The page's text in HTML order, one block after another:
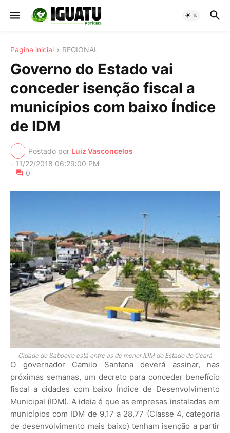
Página inicial REGIONAL
Governo do Estado vai
conceder isenção fiscal a
municípios com baixo Índice
de IDM
Postado por Luiz Vasconcelos
- 11/22/2018 06:29:00 PM
0
Cidade de Saboeiro está entre as de menor IDM do Estado do Ceará
O governador Camilo Santana deverá assinar, nas
próximas semanas, um decreto para conceder benefício
fiscal a cidades com baixo Índice de Desenvolvimento
Municipal (IDM). A ideia é que as empresas instaladas em
municípios com IDM de 9,17 a 28,77 (Classe 4, categoria
de desenvolvimento mais baixo) tenham isenção a partir